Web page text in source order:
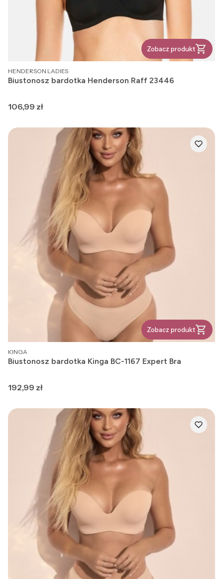
Zobacz produkt
PRODUCENT
HENDERSON LADIES
Biustonosz bardotka Henderson Raff 23446
Cena
106,99 zł
Zobacz produkt
PRODUCENT
KINGA
Biustonosz bardotka Kinga BC-1167 Expert Bra
Cena
192,99 zł